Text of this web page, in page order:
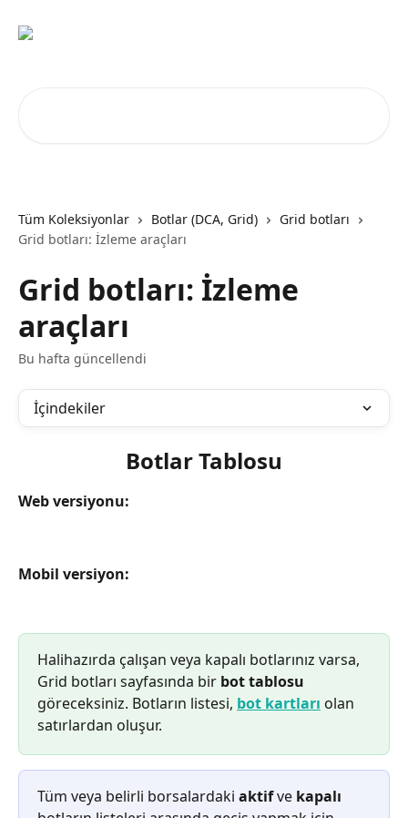
Tüm Koleksiyonlar Botlar (DCA, Grid)
Grid botları
Grid botları: İzleme araçları
Grid botları: İzleme
araçları
Bu hafta güncellendi
İçindekiler
Botlar Tablosu
Web versiyonu:
Mobil versiyon:
Halihazırda çalışan veya kapalı botlarınız varsa,
Grid botları sayfasında bir bot tablosu
göreceksiniz. Botların listesi, bot kartları olan
satırlardan oluşur.
Tüm veya belirli borsalardaki aktif ve kapalı